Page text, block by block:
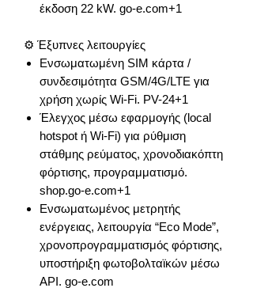
έκδοση 22 kW. go-e.com+1
⚙️ Έξυπνες λειτουργίες
Ενσωματωμένη SIM κάρτα /
συνδεσιμότητα GSM/4G/LTE για
χρήση χωρίς Wi-Fi. PV-24+1
Έλεγχος μέσω εφαρμογής (local
hotspot ή Wi-Fi) για ρύθμιση
στάθμης ρεύματος, χρονοδιακόπτη
φόρτισης, προγραμματισμό.
shop.go-e.com+1
Ενσωματωμένος μετρητής
ενέργειας, λειτουργία “Eco Mode”,
χρονοπρογραμματισμός φόρτισης,
υποστήριξη φωτοβολταϊκών μέσω
API. go-e.com